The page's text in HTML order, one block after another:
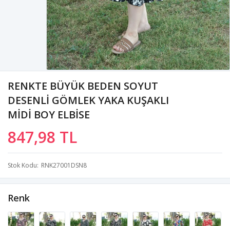
RENKTE BÜYÜK BEDEN SOYUT
DESENLİ GÖMLEK YAKA KUŞAKLI
MİDİ BOY ELBİSE
847,98 TL
Stok Kodu RNK27001DSN8
Renk